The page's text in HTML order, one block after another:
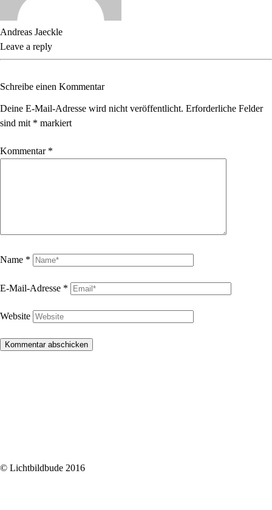
Andreas Jaeckle
Leave a reply
Schreibe einen Kommentar
Deine E-Mail-Adresse wird nicht veröffentlicht. Erforderliche Felder
sind mit * markiert
Kommentar *
Name *
E-Mail-Adresse *
Website
© Lichtbildbude 2016